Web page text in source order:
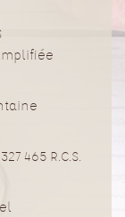
465 R.C.S.